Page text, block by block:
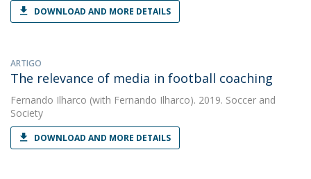
DOWNLOAD AND MORE DETAILS
ARTIGO
The relevance of media in football coaching
Fernando Ilharco (with Fernando Ilharco). 2019. Soccer and
Society
DOWNLOAD AND MORE DETAILS